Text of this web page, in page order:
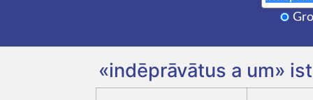
«indēprāvātus a um»